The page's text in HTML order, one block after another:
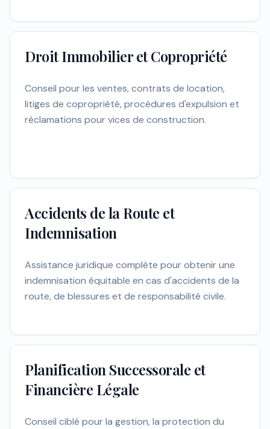
Droit Immobilier et Copropriété
Conseil pour les ventes, contrats de location,
litiges de copropriété, procédures d'expulsion et
réclamations pour vices de construction.
Accidents de la Route et
Indemnisation
Assistance juridique complète pour obtenir une
indemnisation équitable en cas d'accidents de la
route, de blessures et de responsabilité civile.
Planification Successorale et
Financière Légale
Conseil ciblé pour la gestion, la protection du